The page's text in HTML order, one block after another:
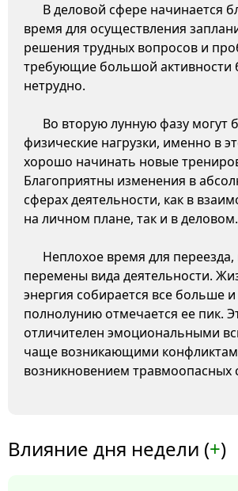
В деловой сфере начинается
время для осуществления
решения трудных вопросов и
требующие большой активности
нетрудно.
Во вторую лунную фазу могут
физические нагрузки, именно в
хорошо начинать новые
Благоприятны изменения в
сферах деятельности, как в
на личном плане, так и в деловом.
Неплохое время для переезда,
перемены вида деятельности.
энергия собирается все больше
полнолунию отмечается ее пик.
отличителен эмоциональными
чаще возникающими
возникновением травмоопасных
Влияние дня недели (+)